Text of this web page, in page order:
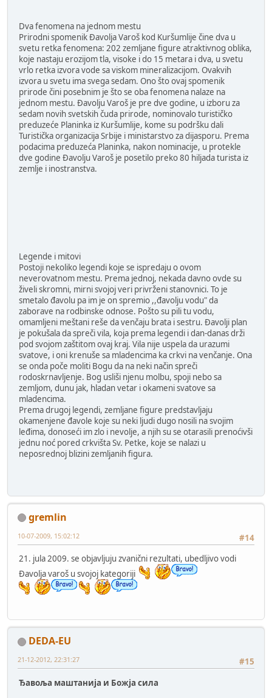
Dva fenomena na jednom mestu
Prirodni spomenik Đavolja Varoš kod Kuršumlije čine dva u
svetu retka fenomena: 202 zemljane figure atraktivnog oblika,
koje nastaju erozijom tla, visoke i do 15 metara i dva, u svetu
vrlo retka izvora vode sa viskom mineralizacijom. Ovakvih
izvora u svetu ima svega sedam. Ono što ovaj spomenik
prirode čini posebnim je što se oba fenomena nalaze na
jednom mestu. Đavolju Varoš je pre dve godine, u izboru za
sedam novih svetskih čuda prirode, nominovalo turističko
preduzeće Planinka iz Kuršumlije, kome su podršku dali
Turistička organizacija Srbije i ministarstvo za dijasporu. Prema
podacima preduzeća Planinka, nakon nominacije, u protekle
dve godine Đavolju Varoš je posetilo preko 80 hiljada turista iz
zemlje i inostranstva.
Legende i mitovi
Postoji nekoliko legendi koje se ispredaju o ovom
neverovatnom mestu. Prema jednoj, nekada davno ovde su
živeli skromni, mirni svojoj veri privrženi stanovnici. To je
smetalo đavolu pa im je on spremio ,,đavolju vodu" da
zaborave na rodbinske odnose. Pošto su pili tu vodu,
omamljeni meštani reše da venčaju brata i sestru. Đavolji plan
je pokušala da spreči vila, koja prema legendi i dan-danas drži
pod svojom zaštitom ovaj kraj. Vila nije uspela da urazumi
svatove, i oni krenuše sa mladencima ka crkvi na venčanje. Ona
se onda poče moliti Bogu da na neki način spreči
rodoskrnavljenje. Bog usliši njenu molbu, spoji nebo sa
zemljom, dunu jak, hladan vetar i okameni svatove sa
mladencima.
Prema drugoj legendi, zemljane figure predstavljaju
okamenjene đavole koje su neki ljudi dugo nosili na svojim
leđima, donoseći im zlo i nevolje, a njih su se otarasili prenoćivši
jednu noć pored crkvišta Sv. Petke, koje se nalazi u
neposrednoj blizini zemljanih figura.
gremlin
#14
10-07-2009, 15:02:12
21. jula 2009. se objavljuju zvanični rezultati, ubedljivo vodi
Đavolja varoš u svojoj kategoriji
DEDA-EU
#15
21-12-2012, 22:31:27
Ђавоља маштанија и Божја сила